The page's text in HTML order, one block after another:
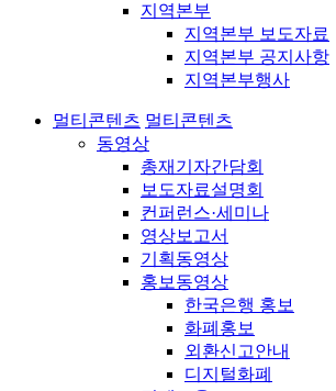
지역본부
지역본부 보도자료
지역본부 공지사항
지역본부행사
멀티콘텐츠 멀티콘텐츠
동영상
총재기자간담회
보도자료설명회
컨퍼런스·세미나
영상보고서
기획동영상
홍보동영상
한국은행 홍보
화폐홍보
외환신고안내
디지털화폐